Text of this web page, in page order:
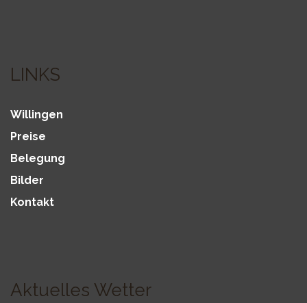
LINKS
Willingen
Preise
Belegung
Bilder
Kontakt
Aktuelles Wetter